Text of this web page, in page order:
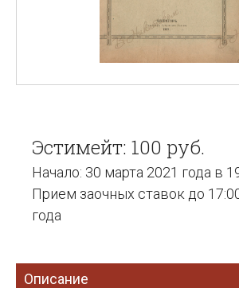
Эстимейт: 100 руб.
Начало: 30 марта 2021 года в
Прием заочных ставок до
года
Описание